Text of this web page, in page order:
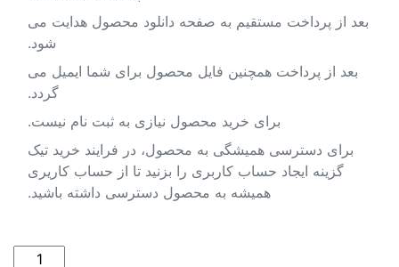
بعد از پرداخت مستقیم به صفحه دانلود محصول هدایت می
شود.
بعد از پرداخت همچنین فایل محصول برای شما ایمیل می
گردد.
برای خرید محصول نیازی به ثبت نام نیست.
برای دسترسی همیشگی به محصول، در فرایند خرید تیک
گزینه ایجاد حساب کاربری را بزنید تا از حساب کاریری
همیشه به محصول دسترسی داشته باشید.
پاورپوینت